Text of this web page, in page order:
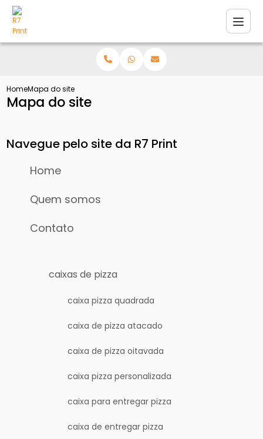
HomeMapa do site
Mapa do site
Navegue pelo site da R7 Print
Home
Quem somos
Contato
caixas de pizza
caixa pizza quadrada
caixa de pizza atacado
caixa de pizza oitavada
caixa pizza personalizada
caixa para entregar pizza
caixa de entregar pizza